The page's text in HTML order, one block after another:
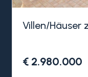
Villen/Häuser
€ 2.980.000